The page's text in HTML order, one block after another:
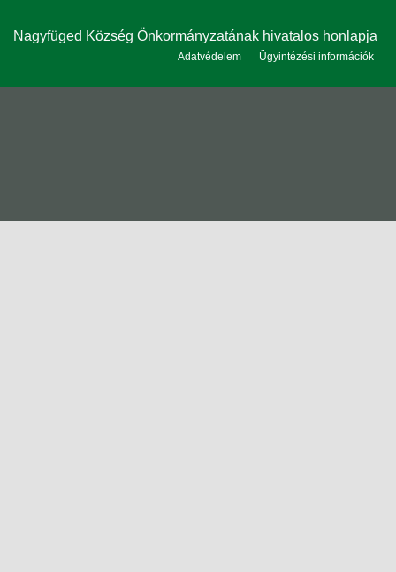
Nagyfüged Község Önkormányzatának hivatalos honlapja
Adatvédelem Ügyintézési információk